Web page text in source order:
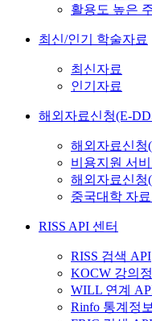
활용도 높은
최신/인기 학술자료
최신자료
인기자료
해외자료신청(E-
해외자료신청
비용지원 서
해외자료신청
중국대학 자
RISS API 센터
RISS 검색 API
KOCW 강의
WILL 연계
Rinfo 통계정